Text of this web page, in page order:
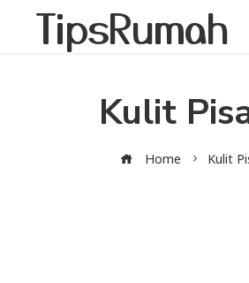
TipsRumah
Kulit
Home Kulit